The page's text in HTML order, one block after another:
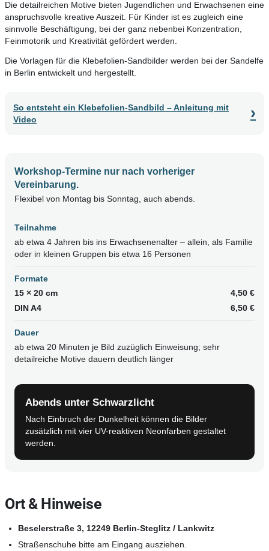
Die detailreichen Motive bieten Jugendlichen und Erwachsenen eine
anspruchsvolle kreative Auszeit. Für Kinder ist es zugleich eine
sinnvolle Beschäftigung, bei der ganz nebenbei Konzentration,
Feinmotorik und Kreativität gefördert werden.
Die Vorlagen für die Klebefolien-Sandbilder werden bei der Sandelfe
in Berlin entwickelt und hergestellt.
So entsteht ein Klebefolien-Sandbild – Anleitung mit
Video
›
Workshop-Termine nur nach vorheriger
Vereinbarung.
Flexibel von Montag bis Sonntag, auch abends.
Teilnahme
ab etwa 4 Jahren bis ins Erwachsenenalter – allein, als Familie
oder in kleinen Gruppen bis etwa 16 Personen
Formate
15 × 20 cm
4,50 €
DIN A4
6,50 €
Dauer
ab etwa 20 Minuten je Bild zuzüglich Einweisung; sehr
detailreiche Motive dauern deutlich länger
Abends unter Schwarzlicht
Nach Einbruch der Dunkelheit können die Bilder
zusätzlich mit vier UV-reaktiven Neonfarben gestaltet
werden.
Ort & Hinweise
Beselerstraße 3, 12249 Berlin-Steglitz / Lankwitz
Straßenschuhe bitte am Eingang ausziehen.